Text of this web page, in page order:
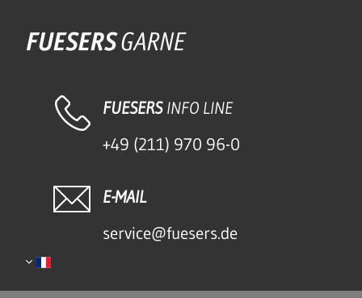
FUESERSINFO LINE
+49 (211) 970 96-0
E-MAIL
service@fuesers.de